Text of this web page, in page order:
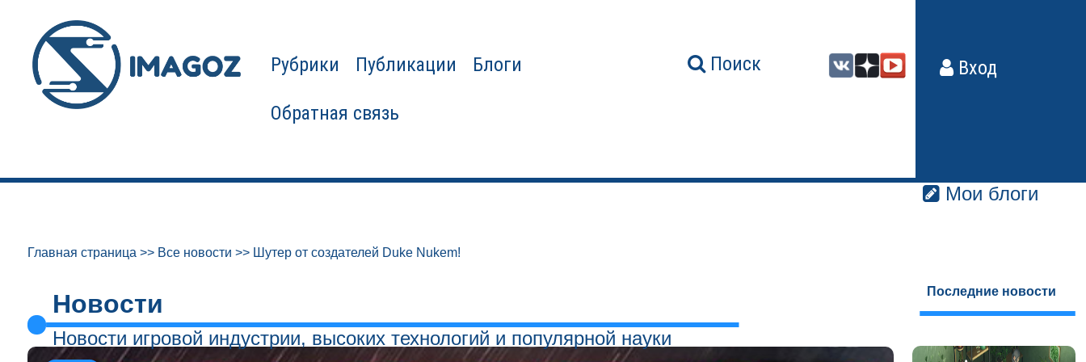
Рубрики Публикации Блоги
Обратная связь
Поиск Вход
Мои блоги
Главная страница >> Все новости >> Шутер от создателей Duke Nukem!
Новости
Новости игровой индустрии, высоких технологий и популярной науки
Последние новости